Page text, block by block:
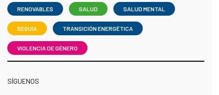
RENOVABLES SALUD SALUD MENTAL
SEQUÍA TRANSICIÓN ENERGÉTICA
VIOLENCIA DE GÉNERO
SÍGUENOS